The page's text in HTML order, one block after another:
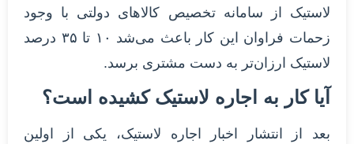
لاستیک از سامانه تخصیص کالاهای دولتی با وجود
زحمات فراوان این کار باعث می‌شد ۱۰ تا ۳۵ درصد
لاستیک ارزان‌تر به دست مشتری برسد.
آیا کار به اجاره لاستیک کشیده است؟
بعد از انتشار اخبار اجاره لاستیک، یکی از اولین